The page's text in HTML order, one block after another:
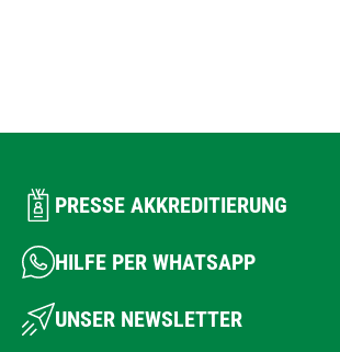
PRESSE AKKREDITIERUNG
HILFE PER WHATSAPP
UNSER NEWSLETTER